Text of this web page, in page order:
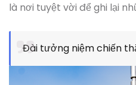
là nơi tuyệt vời để ghi lại
Đài tưởng niệm chiến